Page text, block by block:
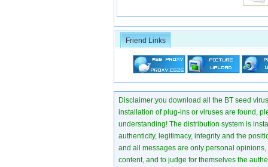
Friend Links
Disclaimer:you download all the BT seed
installation of plug-ins or viruses are found,
understanding! The distribution system is
authenticity, legitimacy, integrity and the
and all messages are only personal
content, and to judge for themselves the